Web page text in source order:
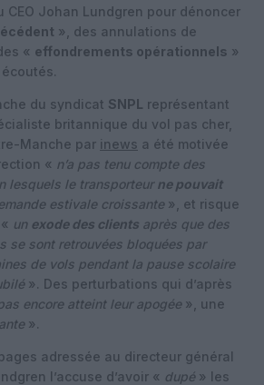
CEO Johan Lundgren pour dénoncer
», des annulations de
« effondrements opérationnels »
du syndicat SNPL représentant
britannique du vol pas cher,
Manche par inews a été motivée
« n’a pas tenu compte des
lesquels le transporteur ne pouvait
estivale croissante », et risque
un exode des clients après que des
se sont retrouvées bloquées par
de vols pendant la pause scolaire
». Des perturbations qui d’après
encore atteint leur apogée », une
».
adressée au directeur général
l’accuse d’avoir « dupé » les